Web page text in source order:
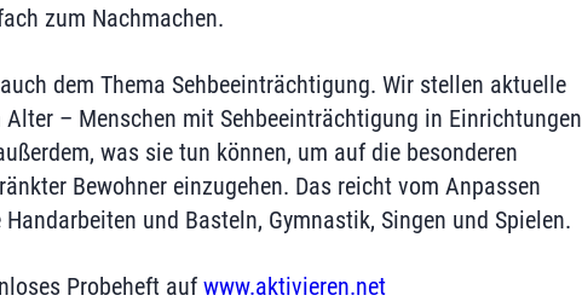
zum Nachmachen.
dem Thema Sehbeeinträchtigung. Wir stellen aktuelle
Alter – Menschen mit Sehbeeinträchtigung in Einrichtungen
was sie tun können, um auf die besonderen
Bewohner einzugehen. Das reicht vom Anpassen
und Basteln, Gymnastik, Singen und Spielen.
Probeheft auf www.aktivieren.net